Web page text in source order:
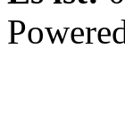
Es ist: